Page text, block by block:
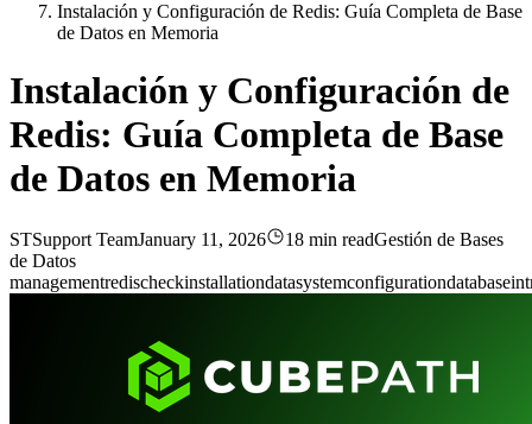
Instalación y Configuración de Redis: Guía Completa de Base
de Datos en Memoria
Instalación y Configuración de
Redis: Guía Completa de Base
de Datos en Memoria
STSupport TeamJanuary 11, 2026 18 min readGestión de Bases
de Datos
managementredischeckinstallationdatasystemconfigurationdatabase